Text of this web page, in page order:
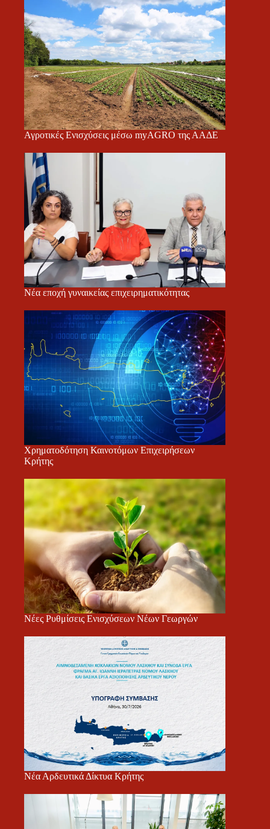
Αγροτικές Ενισχύσεις μέσω myAGRO της ΑΑΔΕ
Νέα εποχή γυναικείας επιχειρηματικότητας
Χρηματοδότηση Καινοτόμων Επιχειρήσεων
Κρήτης
Νέες Ρυθμίσεις Ενισχύσεων Νέων Γεωργών
Νέα Αρδευτικά Δίκτυα Κρήτης